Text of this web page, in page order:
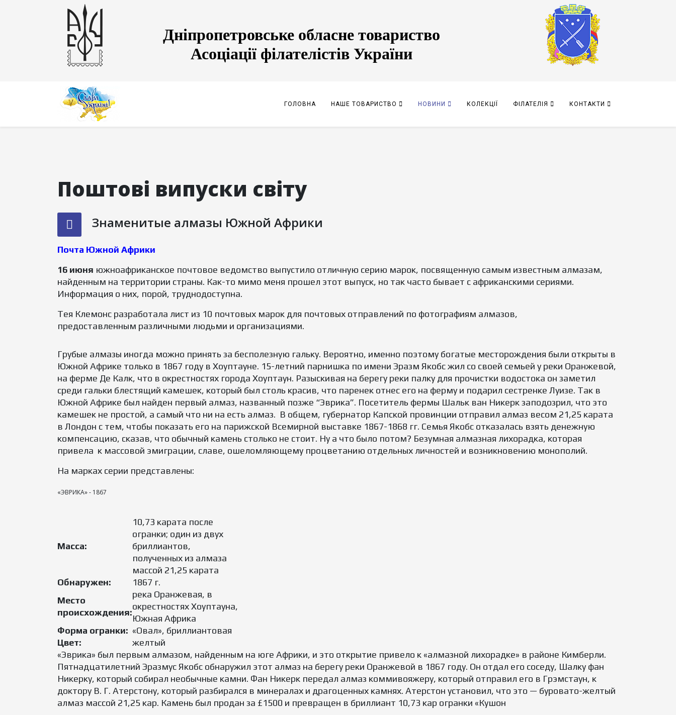
Дніпропетровське обласне товариство
Асоціації філателістів України
ГОЛОВНА НАШЕ ТОВАРИСТВО НОВИНИ КОЛЕКЦІЇ ФІЛАТЕЛІЯ КОНТАКТИ
Поштові випуски світу
Знаменитые алмазы Южной Африки
Почта Южной Африки
16 июня южноафриканское почтовое ведомство выпустило отличную серию марок, посвященную самым известным алмазам,
найденным на территории страны. Как-то мимо меня прошел этот выпуск, но так часто бывает с африканскими сериями.
Информация о них, порой, труднодоступна.
Тея Клемонс разработала лист из 10 почтовых марок для почтовых отправлений по фотографиям алмазов,
предоставленным различными людьми и организациями.
Грубые алмазы иногда можно принять за бесполезную гальку. Вероятно, именно поэтому богатые месторождения были открыты в
Южной Африке только в 1867 году в Хоуптауне. 15-летний парнишка по имени Эразм Якобс жил со своей семьей у реки Оранжевой,
на ферме Де Калк, что в окрестностях города Хоуптаун. Разыскивая на берегу реки палку для прочистки водостока он заметил
среди гальки блестящий камешек, который был столь красив, что паренек отнес его на ферму и подарил сестренке Луизе. Так в
Южной Африке был найден первый алмаз, названный позже “Эврика”. Посетитель фермы Шальк ван Никерк заподозрил, что это
камешек не простой, а самый что ни на есть алмаз. В общем, губернатор Капской провинции отправил алмаз весом 21,25 карата
в Лондон с тем, чтобы показать его на парижской Всемирной выставке 1867-1868 гг. Семья Якобс отказалась взять денежную
компенсацию, сказав, что обычный камень столько не стоит. Ну а что было потом? Безумная алмазная лихорадка, которая
привела к массовой эмиграции, славе, ошеломляющему процветанию отдельных личностей и возникновению монополий.
На марках серии представлены:
«ЭВРИКА» - 1867
Масса:
10,73 карата после
огранки; один из двух
бриллиантов,
полученных из алмаза
массой 21,25 карата
Обнаружен:
1867 г.
Место
происхождения:
река Оранжевая, в
окрестностях Хоуптауна,
Южная Африка
Форма огранки: «Овал», бриллиантовая
Цвет:
желтый
«Эврика» был первым алмазом, найденным на юге Африки, и это открытие привело к «алмазной лихорадке» в районе Кимберли.
Пятнадцатилетний Эразмус Якобс обнаружил этот алмаз на берегу реки Оранжевой в 1867 году. Он отдал его соседу, Шалку фан
Никерку, который собирал необычные камни. Фан Никерк передал алмаз коммивояжеру, который отправил его в Грэмстаун, к
доктору В. Г. Атерстону, который разбирался в минералах и драгоценных камнях. Атерстон установил, что это — буровато-желтый
алмаз массой 21,25 кар. Камень был продан за £1500 и превращен в бриллиант 10,73 кар огранки «Кушон